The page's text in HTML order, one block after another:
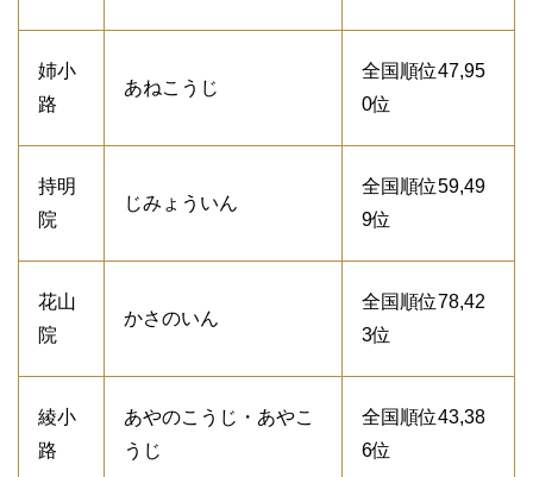
姉小
路
あねこうじ
全国順位47,95
0位
持明
院
じみょういん
全国順位59,49
9位
花山
院
かさのいん
全国順位78,42
3位
綾小
路
あやのこうじ・あやこ
うじ
全国順位43,38
6位